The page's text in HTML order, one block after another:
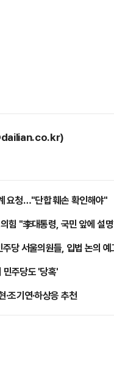
요청…"단합 훼손 확인해야"
힘 "李대통령, 국민 앞에 설
당 서울의원들, 입법 논의 예
민주당도 '당혹'
조기연·하상응 추천